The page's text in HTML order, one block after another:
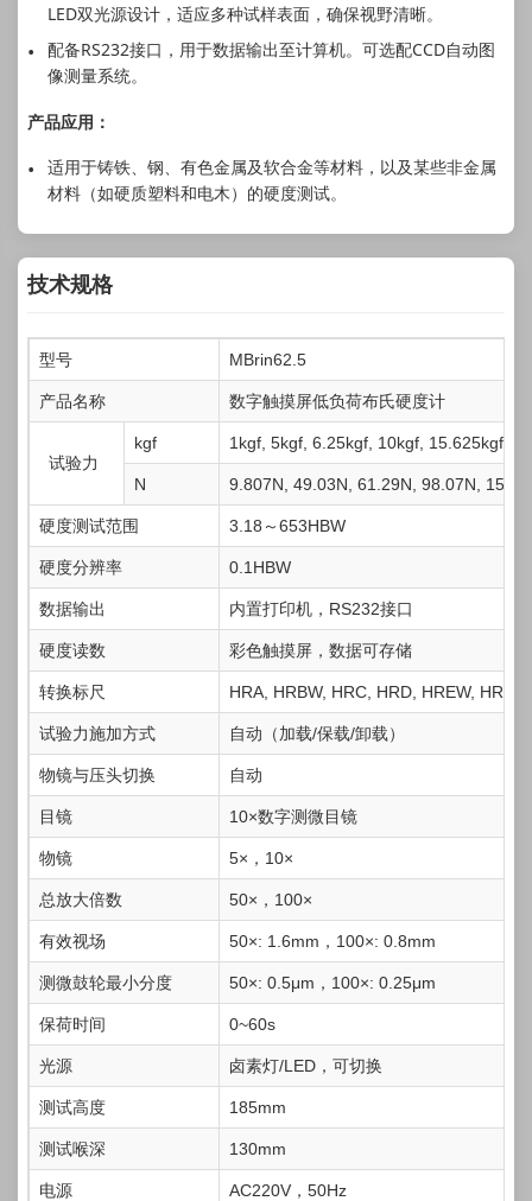
LED双光源设计，适应多种试样表面，确保视野清晰。
配备RS232接口，用于数据输出至计算机。可选配CCD自动图
像测量系统。
产品应用：
适用于铸铁、钢、有色金属及软合金等材料，以及某些非金属
材料（如硬质塑料和电木）的硬度测试。
技术规格
型号 MBrin62.5
产品名称 数字触摸屏低负荷布氏硬度计
试验力
kgf 1kgf, 5kgf, 6.25kgf, 10kgf, 15.625kgf,
N 9.807N, 49.03N, 61.29N, 98.07N,
硬度测试范围 3.18～653HBW
硬度分辨率 0.1HBW
数据输出 内置打印机，RS232接口
硬度读数 彩色触摸屏，数据可存储
转换标尺 HRA, HRBW, HRC, HRD, HREW,
试验力施加方式 自动（加载/保载/卸载）
物镜与压头切换 自动
目镜 10×数字测微目镜
物镜 5×，10×
总放大倍数 50×，100×
有效视场 50×: 1.6mm，100×: 0.8mm
测微鼓轮最小分度 50×: 0.5μm，100×: 0.25μm
保荷时间 0~60s
光源 卤素灯/LED，可切换
测试高度 185mm
测试喉深 130mm
电源 AC220V，50Hz